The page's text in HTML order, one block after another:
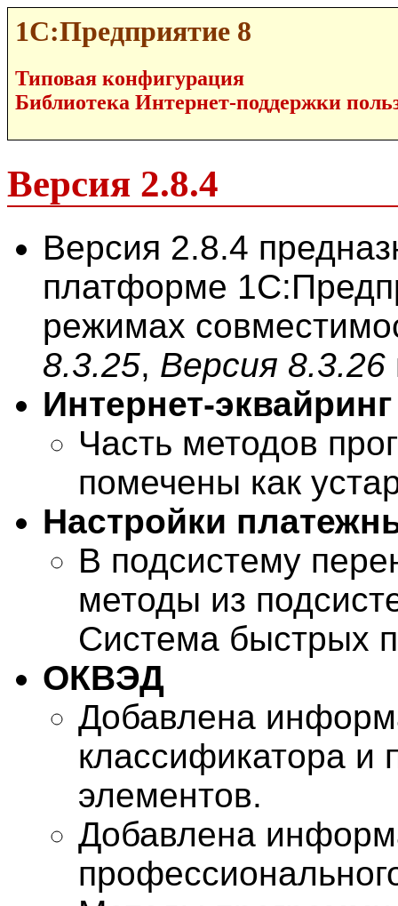
1С:Предприятие 8
Типовая конфигурация
Библиотека Интернет-поддержки
Версия 2.8.4
Версия 2.8.4
платформе
режимах
8.3.25, Версия 8.3.26
Интернет-эквайринг
Часть методов
помечены как
Настройки
В подсистему
методы из
Система быстрых
ОКВЭД
Добавлена
классификатора и
элементов.
Добавлена